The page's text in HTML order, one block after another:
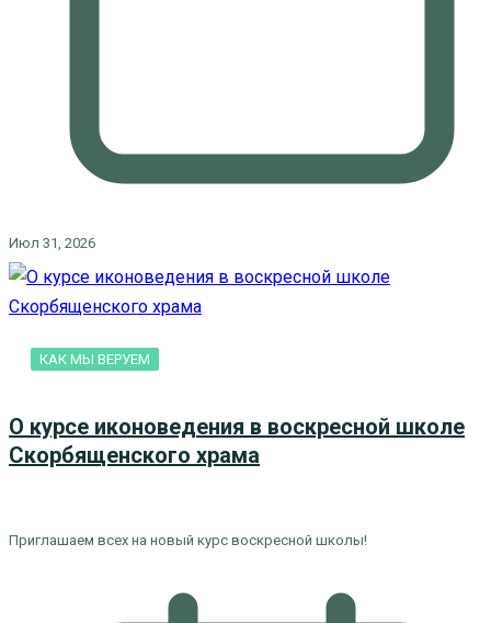
Июл 31, 2026
КАК МЫ ВЕРУЕМ
О курсе иконоведения в воскресной школе
Скорбященского храма
Приглашаем всех на новый курс воскресной школы!